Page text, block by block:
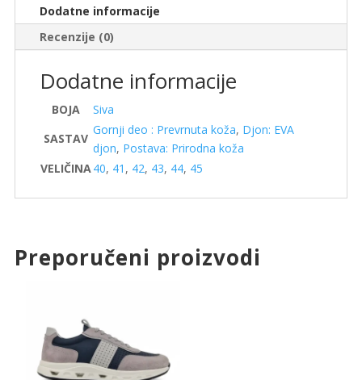
Dodatne informacije
Recenzije (0)
Dodatne informacije
BOJA
Siva
SASTAV
Gornji deo : Prevrnuta koža, Djon: EVA
djon, Postava: Prirodna koža
VELIČINA 40, 41 , 42, 43, 44, 45
Preporučeni proizvodi